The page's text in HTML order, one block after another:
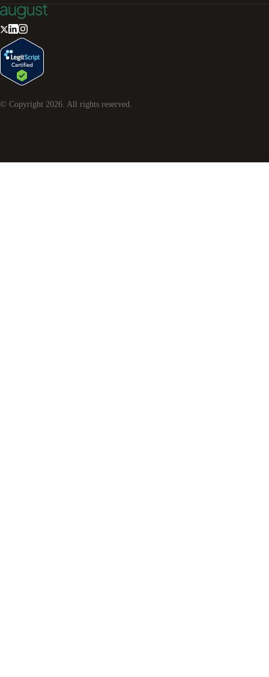
© Copyright 2026. All rights reserved.